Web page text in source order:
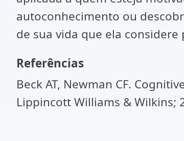
autoconhecimento ou
de sua vida que ela
Referências
Beck AT, Newman CF.
Lippincott Williams & Wilkins;